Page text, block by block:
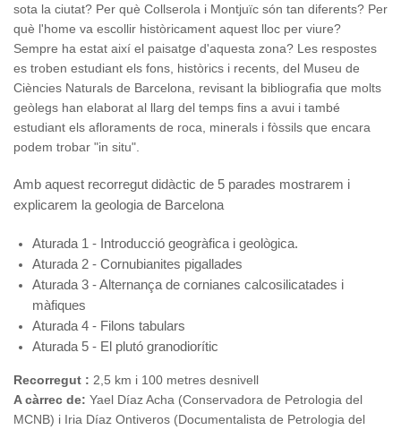
sota la ciutat? Per què Collserola i Montjuïc són tan diferents? Per
què l'home va escollir històricament aquest lloc per viure?
Sempre ha estat així el paisatge d'aquesta zona? Les respostes
es troben estudiant els fons, històrics i recents, del Museu de
Ciències Naturals de Barcelona, revisant la bibliografia que molts
geòlegs han elaborat al llarg del temps fins a avui i també
estudiant els afloraments de roca, minerals i fòssils que encara
podem trobar "in situ".
Amb aquest recorregut didàctic de 5 parades mostrarem i
explicarem la geologia de Barcelona
Aturada 1 - Introducció geogràfica i geològica.
Aturada 2 - Cornubianites pigallades
Aturada 3 - Alternança de cornianes calcosilicatades i
màfiques
Aturada 4 - Filons tabulars
Aturada 5 - El plutó granodiorític
Recorregut : 2,5 km i 100 metres desnivell
A càrrec de: Yael Díaz Acha (Conservadora de Petrologia del
MCNB) i Iria Díaz Ontiveros (Documentalista de Petrologia del